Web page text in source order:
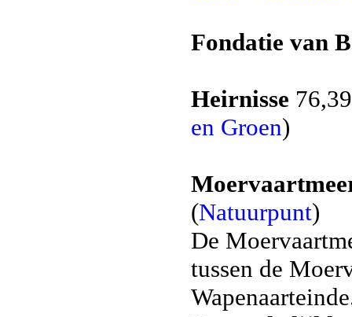
Fondatie van
Heirnisse
en Groen)
(Natuurpunt)
De
tussen de